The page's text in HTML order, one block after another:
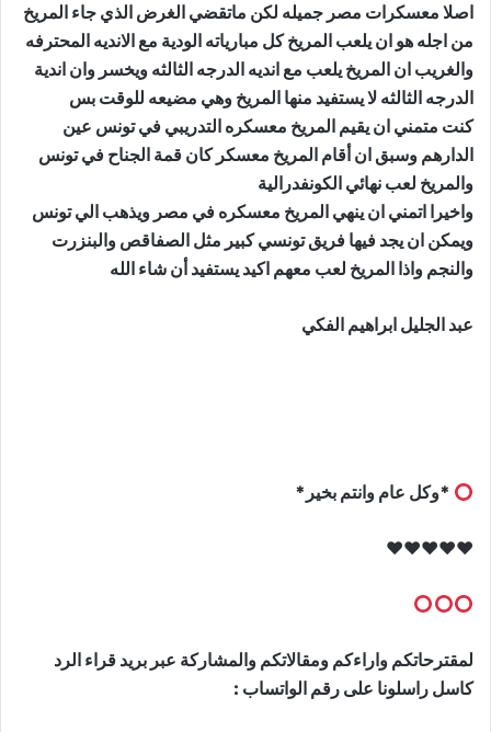
اصلا معسكرات مصر جميله لكن ماتقضي الغرض الذي جاء المريخ
من اجله هو ان يلعب المريخ كل مبارياته الودية مع الانديه المحترفه
والغريب ان المريخ يلعب مع انديه الدرجه الثالثه ويخسر وان اندية
الدرجه الثالثه لا يستفيد منها المريخ وهي مضيعه للوقت بس
كنت متمني ان يقيم المريخ معسكره التدريبي في تونس عين
الدارهم وسبق ان أقام المريخ معسكر كان قمة الجناح في تونس
والمريخ لعب نهائي الكونفدرالية
واخيرا اتمني ان ينهي المريخ معسكره في مصر ويذهب الي تونس
ويمكن ان يجد فيها فريق تونسي كبير مثل الصفاقص والبنزرت
والنجم واذا المريخ لعب معهم اكيد يستفيد أن شاء الله
عبد الجليل ابراهيم الفكي
*وكل عام وانتم بخير*
♥️♥️♥️♥️♥️
لمقترحاتكم واراءكم ومقالاتكم والمشاركة عبر بريد قراء الرد
كاسل راسلونا على رقم الواتساب :